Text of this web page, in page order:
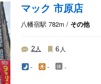
マック 市原店
八幡宿駅 782m / その他
2 人 6 人
- - -